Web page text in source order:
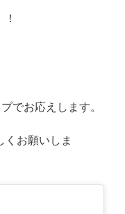
でお応えします。
くお願いしま